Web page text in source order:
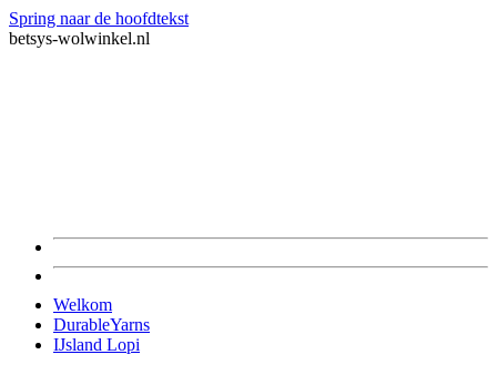
Spring naar de hoofdtekst
betsys-wolwinkel.nl
Welkom
DurableYarns
IJsland Lopi